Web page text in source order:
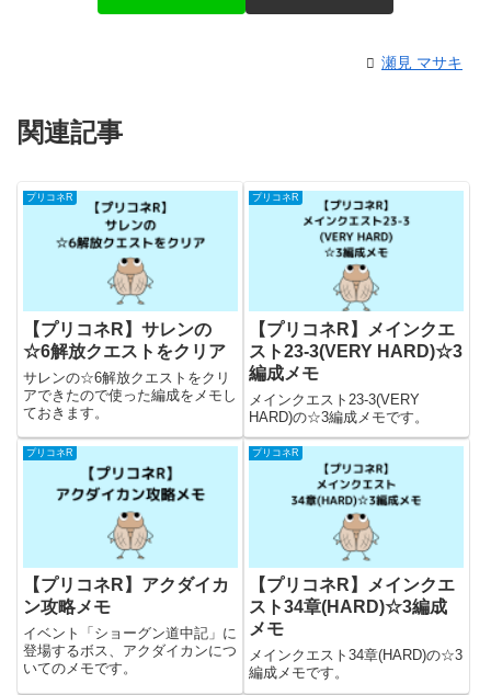
瀬見 マサキ
関連記事
プリコネR
【プリコネR】サレンの
☆6解放クエストをクリア
サレンの☆6解放クエストをクリ
アできたので使った編成をメモし
ておきます。
プリコネR
【プリコネR】メインクエ
スト23-3(VERY HARD)☆3
編成メモ
メインクエスト23-3(VERY
HARD)の☆3編成メモです。
プリコネR
【プリコネR】アクダイカ
ン攻略メモ
イベント「ショーグン道中記」に
登場するボス、アクダイカンにつ
いてのメモです。
プリコネR
【プリコネR】メインクエ
スト34章(HARD)☆3編成
メモ
メインクエスト34章(HARD)の☆3
編成メモです。